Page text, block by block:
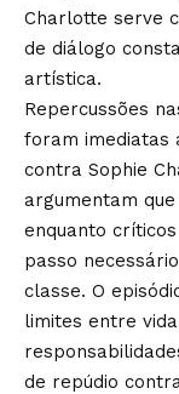
Charlotte serve
de diálogo
artística.
Repercussões
foram imediatas
contra Sophie
argumentam
enquanto
passo
classe. O
limites entre
de repúdio